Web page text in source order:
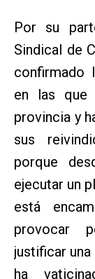
Por su
Sindical de
confirmado
en las que
provincia y
sus
porque
ejecutar un
está
provocar
justificar
ha